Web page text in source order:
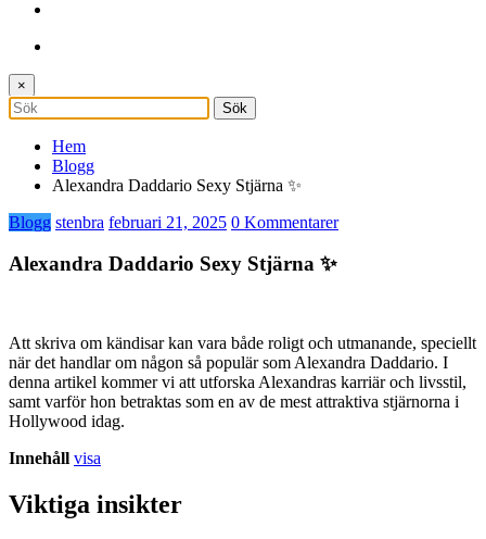
×
Hem
Blogg
Alexandra Daddario Sexy Stjärna ✨
Blogg stenbra februari 21, 2025 0 Kommentarer
Alexandra Daddario Sexy Stjärna ✨
Att skriva om kändisar kan vara både roligt och utmanande, speciellt
när det handlar om någon så populär som Alexandra Daddario. I
denna artikel kommer vi att utforska Alexandras karriär och livsstil,
samt varför hon betraktas som en av de mest attraktiva stjärnorna i
Hollywood idag.
Innehåll visa
Viktiga insikter